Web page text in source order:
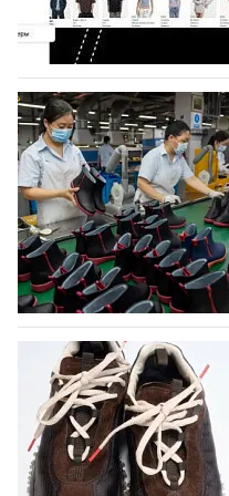
профессиональной
объединяющей
07.08.2026 395
На платформе
условия
дизайнерских
Российский
раздел для продажи
дизайнерских марок
Бренды также получат
06.08.2026 559
Объем мирового
2025 году
В 2025 году мировое
практически не